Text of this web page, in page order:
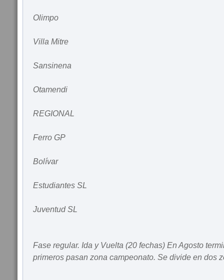
Olimpo
Villa Mitre
Sansinena
Otamendi
REGIONAL
Ferro GP
Bolívar
Estudiantes SL
Juventud SL
Fase regular. Ida y Vuelta (20 fechas) En Agosto
primeros pasan zona campeonato. Se divide en dos